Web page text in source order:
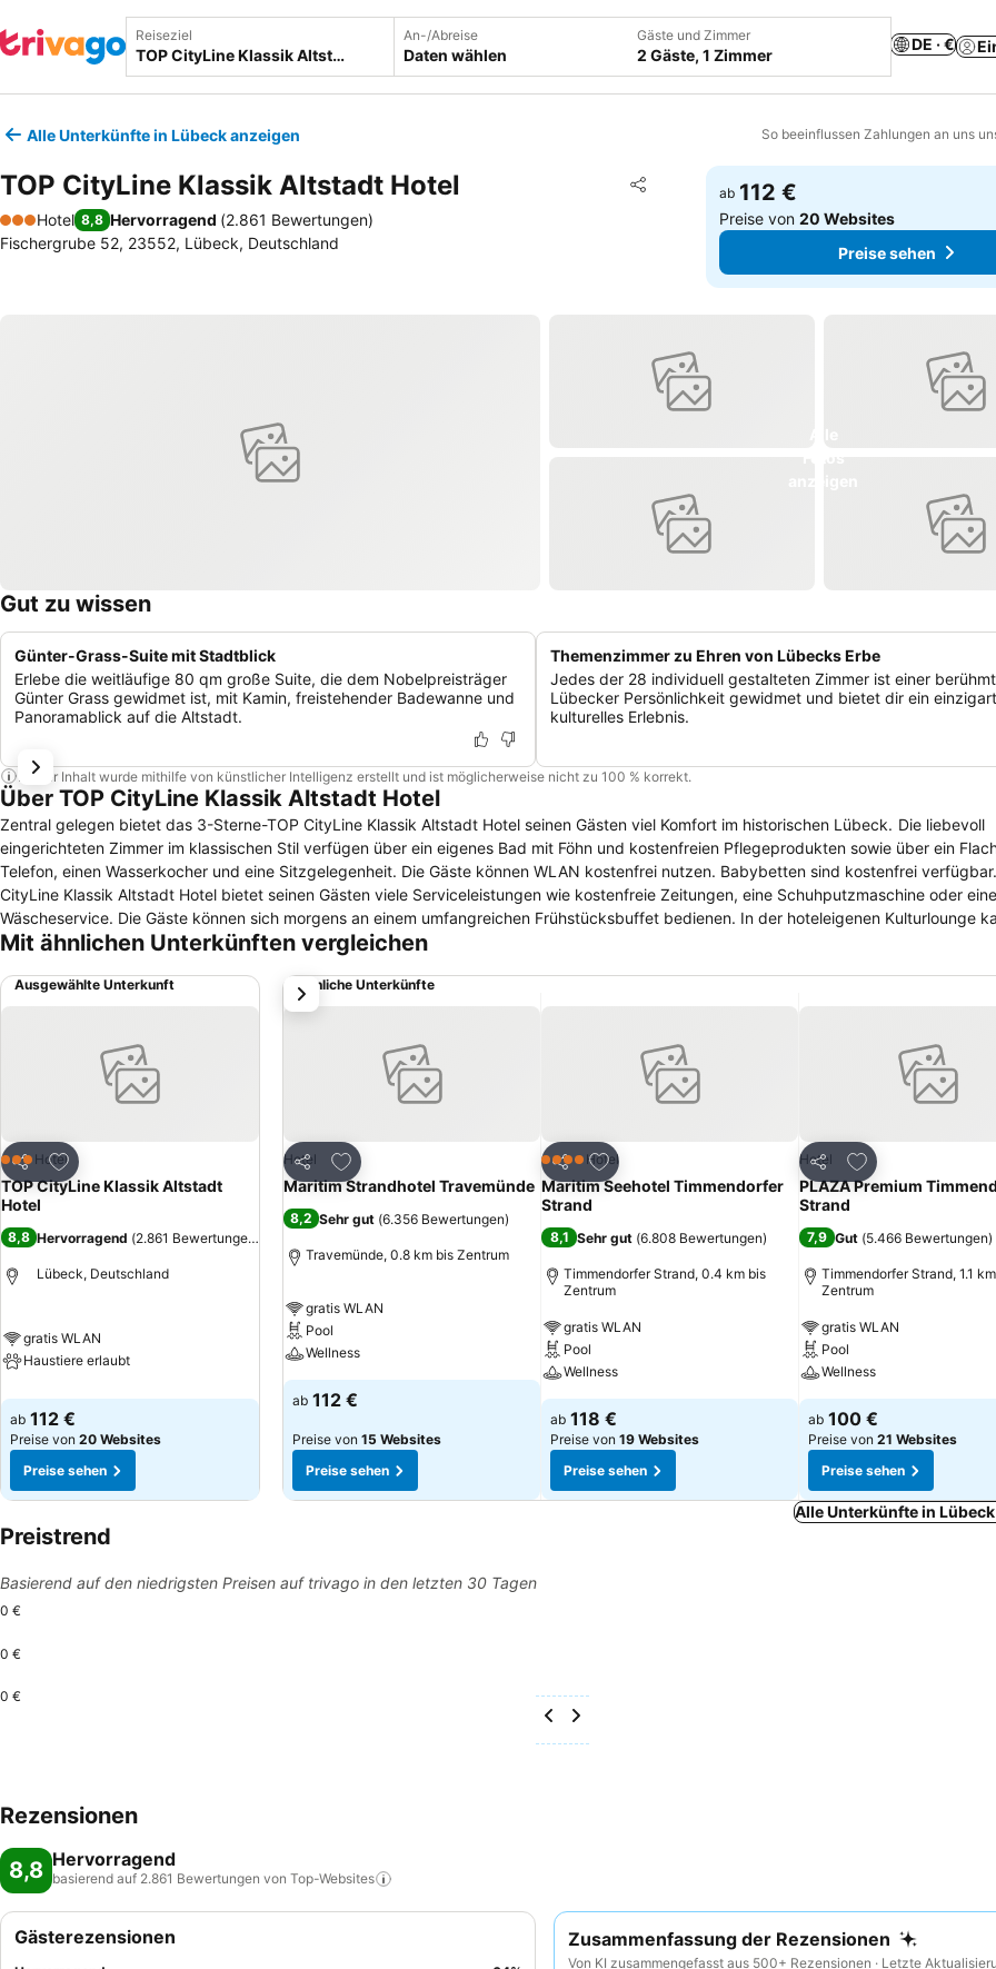
Reiseziel An-/Abreise
Daten wählen
Gäste und Zimmer
2 Gäste, 1 Zimmer
DE · €
Alle Unterkünfte in Lübeck anzeigen So beeinflussen Zahlungen an uns
TOP CityLine Klassik Altstadt Hotel Teilen
Zu Favoriten hinzufügen
3 Sterne
Hotel 8,8 Hervorragend (2.861 Bewertungen)
Fischergrube 52, 23552, Lübeck, Deutschland
ab 112 €
Preise von20 Websites
Preise sehen
Gut zu wissen
Günter-Grass-Suite mit Stadtblick
Erlebe die weitläufige 80 qm große Suite, die dem Nobelpreisträger
Günter Grass gewidmet ist, mit Kamin, freistehender Badewanne und
Panoramablick auf die Altstadt.
Themenzimmer zu Ehren von Lübecks Erbe
Jedes der 28 individuell gestalteten Zimmer ist einer
Lübecker Persönlichkeit gewidmet und bietet dir ein
kulturelles Erlebnis.
Dieser Inhalt wurde mithilfe von künstlicher Intelligenz erstellt und ist möglicherweise nicht zu 100 % korrekt.
Über TOP CityLine Klassik Altstadt Hotel
Zentral gelegen bietet das 3-Sterne-TOP CityLine Klassik Altstadt Hotel seinen Gästen viel Komfort im historischen Lübeck. Die liebevoll
eingerichteten Zimmer im klassischen Stil verfügen über ein eigenes Bad mit Föhn und kostenfreien Pflegeprodukten sowie über ein
Telefon, einen Wasserkocher und eine Sitzgelegenheit. Die Gäste können WLAN kostenfrei nutzen. Babybetten sind kostenfrei verfügbar. Das TOP
CityLine Klassik Altstadt Hotel bietet seinen Gästen viele Serviceleistungen wie kostenfreie Zeitungen, eine Schuhputzmaschine oder
Wäscheservice. Die Gäste können sich morgens an einem umfangreichen Frühstücksbuffet bedienen. In der hoteleigenen Kulturlounge kann man den
Tag bei der Betrachtung von Bildausstellungen bei einem Glas Wein ausklingen lassen. Zahlreiche weitere Restaurants befinden sich in
Gehminuten erreichbar. Das berühmte Holstentor ist etwa 500 Metern entfernt.
Mit ähnlichen Unterkünften vergleichen
Ausgewählte Unterkunft
Teilen
Zu Favoriten hinzufügen
3 SterneHotel
TOP CityLine Klassik Altstadt
Hotel
8,8 Hervorragend (2.861 Bewertungen)
Lübeck, Deutschland
gratis WLAN
Haustiere erlaubt
ab 112 €
Preise von 20 Websites
Preise sehen
Ähnliche Unterkünfte
Teilen
Zu Favoriten hinzufügen
Hotel
Maritim Strandhotel Travemünde
8,2 Sehr gut (6.356 Bewertungen)
Travemünde, 0.8 km bis Zentrum
gratis WLAN
Pool
Wellness
ab 112 €
Preise von 15 Websites
Preise sehen
Teilen
Zu Favoriten hinzufügen
4 SterneHotel
Maritim Seehotel Timmendorfer
Strand
8,1 Sehr gut (6.808 Bewertungen)
Timmendorfer Strand, 0.4 km bis
Zentrum
gratis WLAN
Pool
Wellness
ab 118 €
Preise von 19 Websites
Preise sehen
Teilen
Zu Favoriten
Hotel
PLAZA Premium
Strand
7,9 Gut (5.466 Bewertungen)
Timmendorfer Strand, 1.1
Zentrum
gratis WLAN
Pool
Wellness
ab 100 €
Preise von 21 Websites
Preise sehen
weiter
Alle Unterkünfte in
Preistrend
Basierend auf den niedrigsten Preisen auf trivago in den letzten 30 Tagen
0 €
0 €
0 €
Rezensionen
8,8 Hervorragend
basierend auf 2.861 Bewertungen von Top-Websites
Zusammenfassung der Rezensionen
Von KI zusammengefasst aus 500+ Rezensionen · Letzte
Gästerezensionen